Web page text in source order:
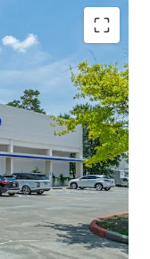
Located on
Opportunity
Planned